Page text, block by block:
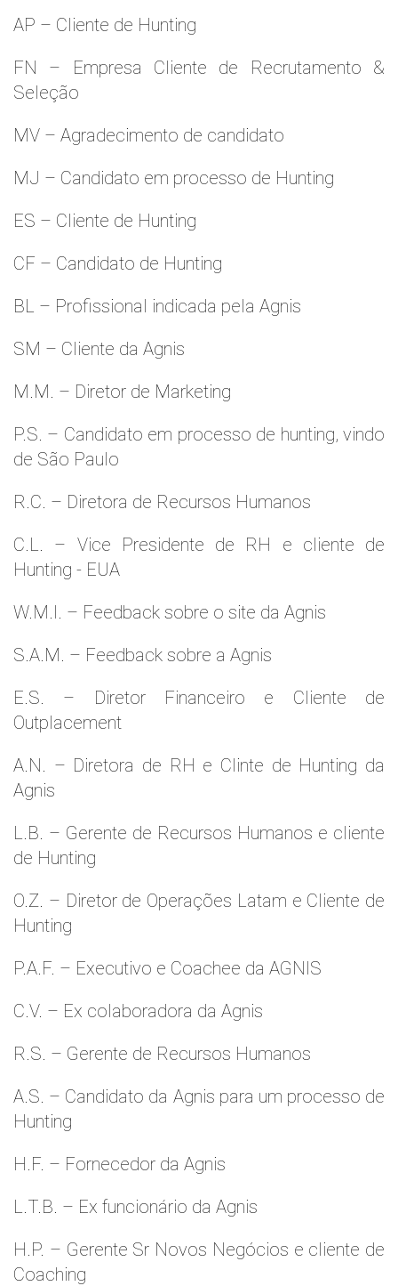
AP – Cliente de Hunting
FN – Empresa Cliente de Recrutamento &
Seleção
MV – Agradecimento de candidato
MJ – Candidato em processo de Hunting
ES – Cliente de Hunting
CF – Candidato de Hunting
BL – Profissional indicada pela Agnis
SM – Cliente da Agnis
M.M. – Diretor de Marketing
P.S. – Candidato em processo de hunting, vindo
de São Paulo
R.C. – Diretora de Recursos Humanos
C.L. – Vice Presidente de RH e cliente de
Hunting - EUA
W.M.l. – Feedback sobre o site da Agnis
S.A.M. – Feedback sobre a Agnis
E.S. – Diretor Financeiro e Cliente de
Outplacement
A.N. – Diretora de RH e Clinte de Hunting da
Agnis
L.B. – Gerente de Recursos Humanos e cliente
de Hunting
O.Z. – Diretor de Operações Latam e Cliente de
Hunting
P.A.F. – Executivo e Coachee da AGNIS
C.V. – Ex colaboradora da Agnis
R.S. – Gerente de Recursos Humanos
A.S. – Candidato da Agnis para um processo de
Hunting
H.F. – Fornecedor da Agnis
L.T.B. – Ex funcionário da Agnis
H.P. – Gerente Sr Novos Negócios e cliente de
Coaching